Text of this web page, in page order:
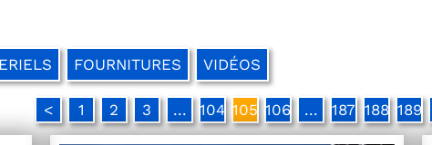
FOURNITURES VIDÉOS
< 1 2 3 ... 104 105 106 ... 187 188 189